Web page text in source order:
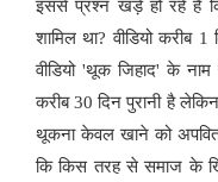
इससे प्रश्न खड़े हो रहे हैं
शामिल था? वीडियो करीब
वीडियो 'थूक जिहाद' के
करीब 30 दिन पुरानी है
थूकना केवल खाने को
कि किस तरह से समाज के